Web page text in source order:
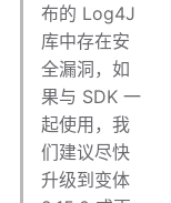
布的 Log4J
库中存在安
全漏洞，如
果与 SDK 一
起使用，我
们建议尽快
升级到变体